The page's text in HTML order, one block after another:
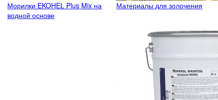
Морилки EKOHEL Plus Mix на
водной основе
Материалы для золочения